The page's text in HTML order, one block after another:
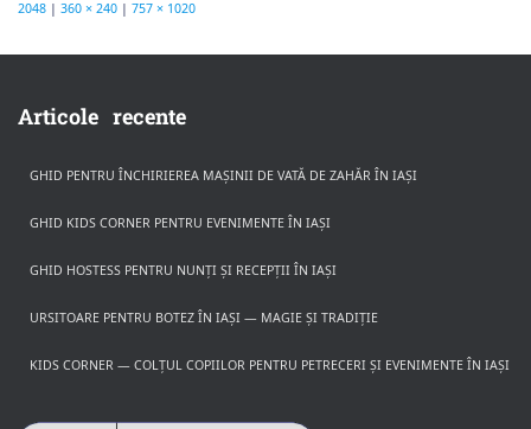
2048 | 360 × 240 | 757 × 1020
Articole recente
GHID PENTRU ÎNCHIRIEREA MAȘINII DE VATĂ DE ZAHĂR ÎN IAȘI
GHID KIDS CORNER PENTRU EVENIMENTE ÎN IAȘI
GHID HOSTESS PENTRU NUNȚI ȘI RECEPȚII ÎN IAȘI
URSITOARE PENTRU BOTEZ ÎN IAȘI — MAGIE ȘI TRADIȚIE
KIDS CORNER — COLȚUL COPIILOR PENTRU PETRECERI ȘI EVENIMENTE ÎN IAȘI